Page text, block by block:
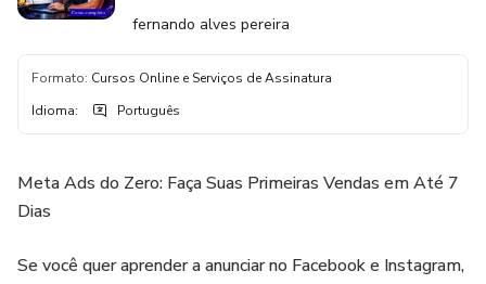
fernando alves pereira
Formato: Cursos Online e Serviços de Assinatura
Idioma: Português
Meta Ads do Zero: Faça Suas Primeiras Vendas em Até 7
Dias
Se você quer aprender a anunciar no Facebook e Instagram,